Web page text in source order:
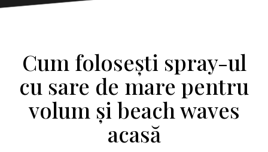
Cum folosești spray-ul
cu sare de mare pentru
volum și beach waves
acasă